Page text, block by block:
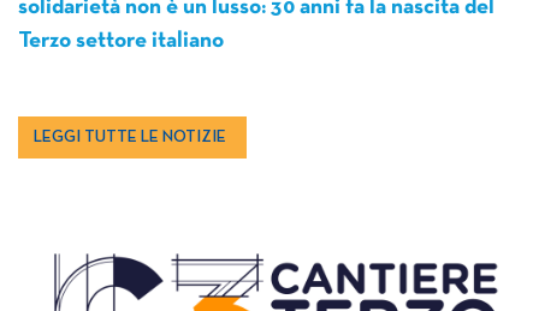
solidarietà non è un lusso: 30 anni fa la nascita del
Terzo settore italiano
LEGGI TUTTE LE NOTIZIE